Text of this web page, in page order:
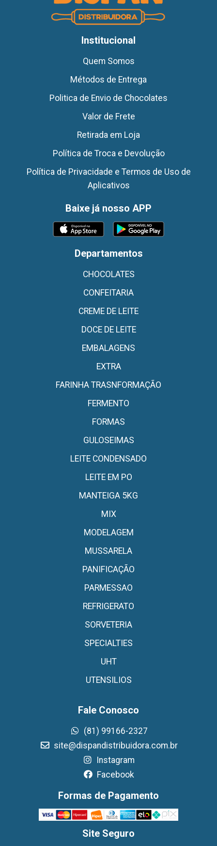
Institucional
Quem Somos
Métodos de Entrega
Politica de Envio de Chocolates
Valor de Frete
Retirada em Loja
Política de Troca e Devolução
Política de Privacidade e Termos de Uso de
Aplicativos
Baixe já nosso APP
Departamentos
CHOCOLATES
CONFEITARIA
CREME DE LEITE
DOCE DE LEITE
EMBALAGENS
EXTRA
FARINHA TRASNFORMAÇÃO
FERMENTO
FORMAS
GULOSEIMAS
LEITE CONDENSADO
LEITE EM PO
MANTEIGA 5KG
MIX
MODELAGEM
MUSSARELA
PANIFICAÇÃO
PARMESSAO
REFRIGERATO
SORVETERIA
SPECIALTIES
UHT
UTENSILIOS
Fale Conosco
(81) 99166-2327
site@dispandistribuidora.com.br
Instagram
Facebook
Formas de Pagamento
Site Seguro